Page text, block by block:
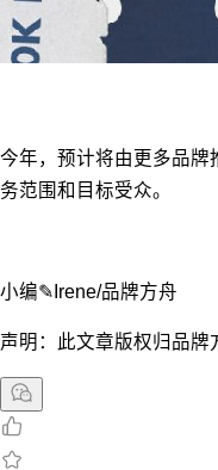
今年，预计将由更多品牌
务范围和目标受众。
小编✎Irene/品牌方舟
声明：此文章版权归品牌